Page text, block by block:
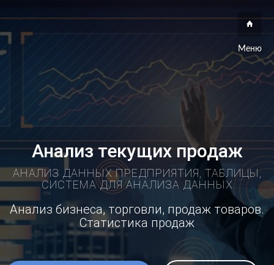
Меню
Анализ текущих продаж
АНАЛИЗ ДАННЫХ ПРЕДПРИЯТИЯ, ТАБЛИЦЫ,
СИСТЕМА ДЛЯ АНАЛИЗА ДАННЫХ
Анализ бизнеса, торговли, продаж товаров.
Статистика продаж